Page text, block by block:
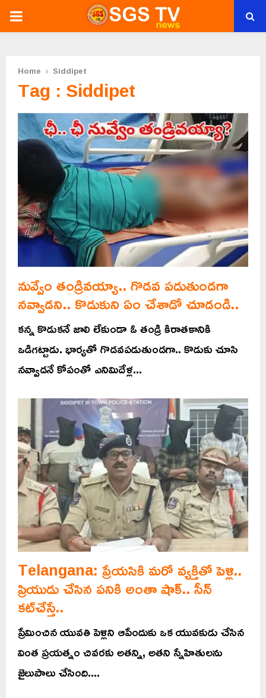
PRIMARY
Home Siddipet
Tag : Siddipet
నువ్వేం తండ్రివయ్యా.. గొడవ పడుతుండగా
నవ్వాడని.. కొడుకుని ఏం చేశాడో చూడండి..
కన్న కొడుకనే జాలి లేకుండా ఓ తండ్రి కిరాతకానికి
ఒడిగట్టాడు. భార్యతో గొడవపడుతుండగా.. కొడుకు చూసి
నవ్వాడనే కోపంతో ఎనిమిదేళ్ల...
Telangana: ప్రేయసికి మరో వ్యక్తితో పెళ్లి..
ప్రియుడు చేసిన పనికి అంతా షాక్.. సీన్
కట్‌చేస్తే..
ప్రేమించిన యువతి పెళ్లిని ఆపేందుకు ఒక యువకుడు చేసిన
వింత ప్రయత్నం చివరకు అతన్ని, అతని స్నేహితులను
జైలుపాలు చేసింది....